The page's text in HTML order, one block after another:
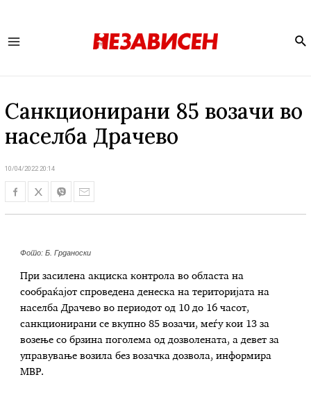
Санкционирани 85 возачи во
населба Драчево
10/04/2022 20:14
Фото: Б. Грданоски
При засилена акциска контрола во областа на
сообраќајот спроведена денеска на територијата на
населба Драчево во периодот од 10 до 16 часот,
санкционирани се вкупно 85 возачи, меѓу кои 13 за
возење со брзина поголема од дозволената, а девет за
управување возила без возачка дозвола, информира
МВР.